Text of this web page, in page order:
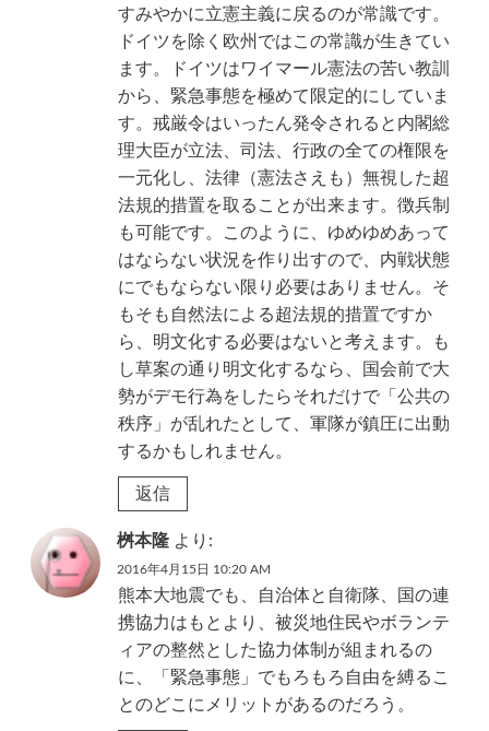
すみやかに立憲主義に戻るのが常識です。
ドイツを除く欧州ではこの常識が生きてい
ます。ドイツはワイマール憲法の苦い教訓
から、緊急事態を極めて限定的にしていま
す。戒厳令はいったん発令されると内閣総
理大臣が立法、司法、行政の全ての権限を
一元化し、法律（憲法さえも）無視した超
法規的措置を取ることが出来ます。徴兵制
も可能です。このように、ゆめゆめあって
はならない状況を作り出すので、内戦状態
にでもならない限り必要はありません。そ
もそも自然法による超法規的措置ですか
ら、明文化する必要はないと考えます。も
し草案の通り明文化するなら、国会前で大
勢がデモ行為をしたらそれだけで「公共の
秩序」が乱れたとして、軍隊が鎮圧に出動
するかもしれません。
返信
桝本隆 より:
2016年4月15日 10:20 AM
熊本大地震でも、自治体と自衛隊、国の連
携協力はもとより、被災地住民やボランテ
ィアの整然とした協力体制が組まれるの
に、「緊急事態」でもろもろ自由を縛るこ
とのどこにメリットがあるのだろう。